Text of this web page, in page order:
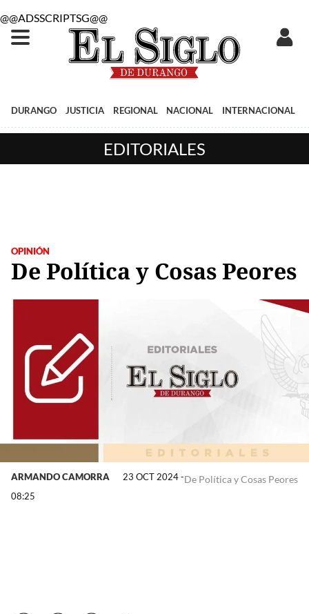
@@ADSSCRIPTSG@@
DURANGO JUSTICIA REGIONAL NACIONAL INTERNACIONAL
EDITORIALES
OPINIÓN
De Política y Cosas Peores
De Política y Cosas Peores
ARMANDO CAMORRA
23 OCT 2024 -
08:25